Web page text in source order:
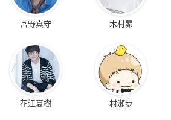
宮野真守 木村昴
花江夏樹 村瀬歩